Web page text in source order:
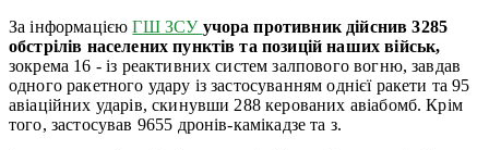
За інформацієюГШ ЗСУ учора противник дійснив 3285
обстрілів населених пунктів та позицій наших військ,
зокрема 16 - із реактивних систем залпового вогню, завдав
одного ракетного удару із застосуванням однієї ракети та 95
авіаційних ударів, скинувши 288 керованих авіабомб. Крім
того, застосував 9655 дронів-камікадзе та з.